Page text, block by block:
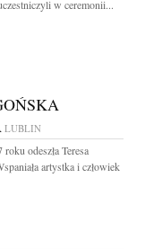
w ceremonii...
LUBLIN
odeszła Teresa
artystka i człowiek